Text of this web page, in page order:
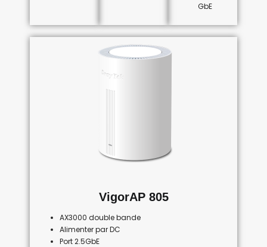
GbE
VigorAP 805
AX3000 double bande
Alimenter par DC
Port 2.5GbE